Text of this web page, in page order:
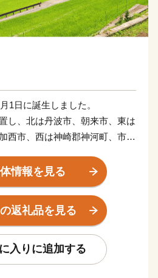
1日に誕生しました。
し、北は丹波市、朝来市、東は
西市、西は神崎郡神河町、市川
総面積185.19km2を有し、直線
、大阪まで約70kmの距離にあり
山地の山々に囲まれ、杉原川、
める多自然居住の魅力あふれる
情報を見る
返礼品を見る
入りに追加する